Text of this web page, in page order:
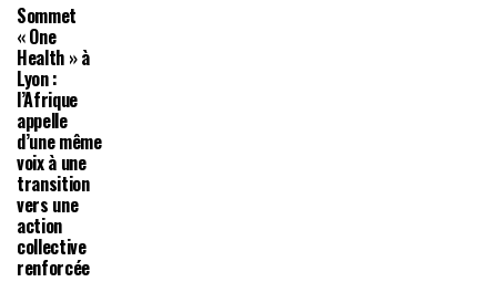
Sommet
« One
Health » à
Lyon :
l’Afrique
appelle
d’une même
voix à une
transition
vers une
action
collective
renforcée